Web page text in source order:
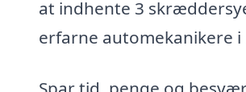
at indhente 3
erfarne automekanikere